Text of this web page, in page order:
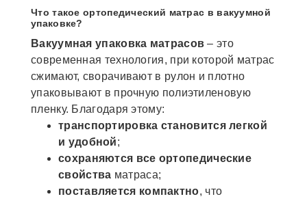
Что такое ортопедический матрас в вакуумной
упаковке?
Вакуумная упаковка матрасов – это
современная технология, при которой матрас
сжимают, сворачивают в рулон и плотно
упаковывают в прочную полиэтиленовую
пленку. Благодаря этому:
транспортировка становится легкой
и удобной;
сохраняются все ортопедические
свойства матраса;
поставляется компактно, что